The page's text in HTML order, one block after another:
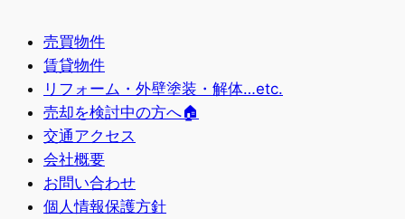
売買物件
賃貸物件
リフォーム・外壁塗装・解体…etc.
売却を検討中の方へ🏠
交通アクセス
会社概要
お問い合わせ
個人情報保護方針